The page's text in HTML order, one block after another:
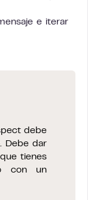
e iterar
debe
Debe dar
tienes
con un